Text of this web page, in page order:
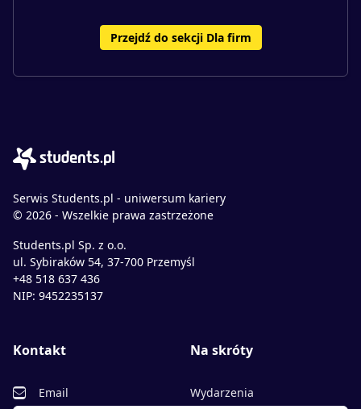
Przejdź do sekcji Dla firm
Serwis Students.pl - uniwersum kariery
© 2026 - Wszelkie prawa zastrzeżone
Students.pl Sp. z o.o.
ul. Sybiraków 54, 37-700 Przemyśl
+48 518 637 436
NIP: 9452235137
Kontakt
Email
Na skróty
Wydarzenia